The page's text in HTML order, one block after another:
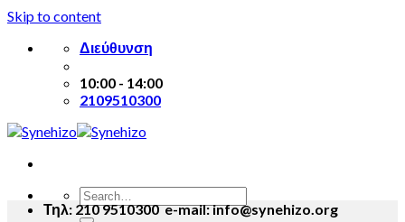
Skip to content
Διεύθυνση
10:00 - 14:00
2109510300
Τηλ: 210 9510300 e-mail: info@synehizo.org